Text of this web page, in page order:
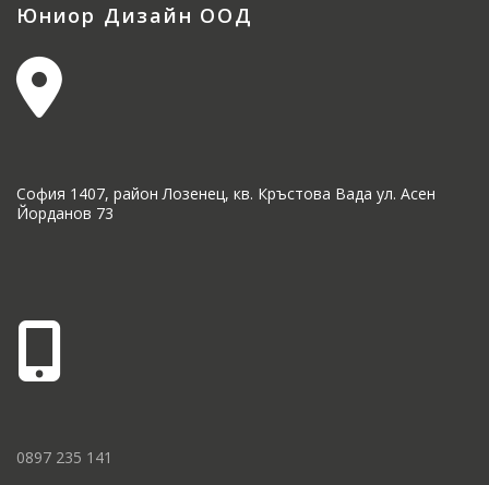
Юниор Дизайн ООД
София 1407, район Лозенец, кв. Кръстова Вада ул. Асен
Йорданов 73
0897 235 141